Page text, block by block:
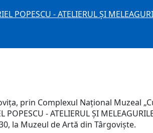
POPESCU - ATELIERUL ȘI
prin Complexul Național Muzeal
POPESCU - ATELIERUL ȘI
la Muzeul de Artă din Târgovişte.